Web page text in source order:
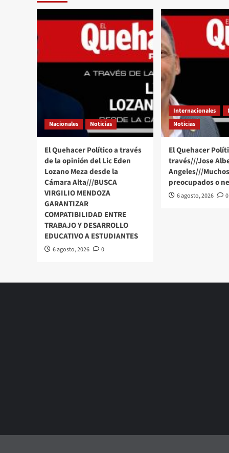
del
Metro
CDMX
sustituirá
Calderón
Nacionales Noticias
El Quehacer Político a través
de la opinión del Lic Eden
Lozano Meza desde la
Cámara Alta///BUSCA
VIRGILIO MENDOZA
GARANTIZAR
COMPATIBILIDAD ENTRE
TRABAJO Y DESARROLLO
EDUCATIVO A ESTUDIANTES
6 agosto, 2026 0
Internacionales
Noticias
El Quehacer
través///Jose
Angeles///
preocupados o
6 agosto, 2026 0